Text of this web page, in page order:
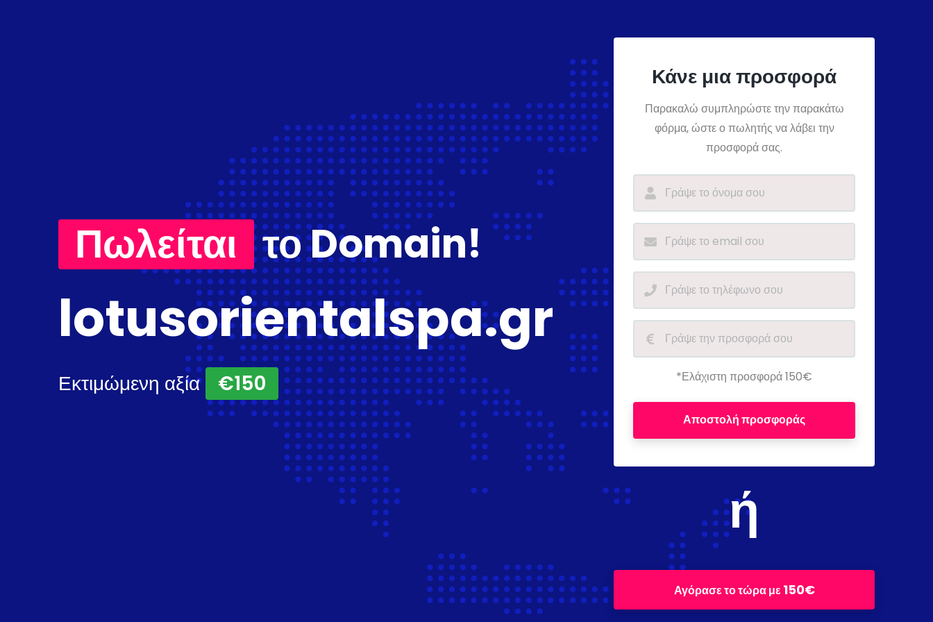
Πωλείται το Domain!
lotusorientalspa.gr
Εκτιμώμενη αξία €150
Κάνε μια προσφορά
Παρακαλώ συμπληρώστε την παρακάτω
φόρμα, ώστε ο πωλητής να λάβει την
προσφορά σας.
*Ελάχιστη προσφορά 150€
Αποστολή προσφοράς
ή
Αγόρασε το τώρα με150€